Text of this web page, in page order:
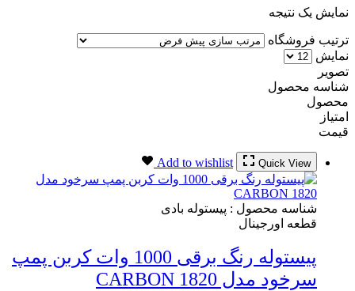
نمایش یک نتیجه
ترتیب فروشگاه
نمایش
تصویر
شناسه محصول
محصول
امتیاز
قیمت
Quick View
Add to wishlist
شناسه محصول : پیستوله بادی
قطعه اورجینال
پیستوله رنگ برقی 1000 وات کربن پمپ
سرخود مدل CARBON 1820